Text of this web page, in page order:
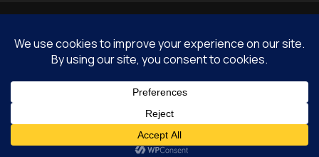
©Cublick Digital Co., Ltd. 2026. 모든 권리 보유.
이용 약관
Korean